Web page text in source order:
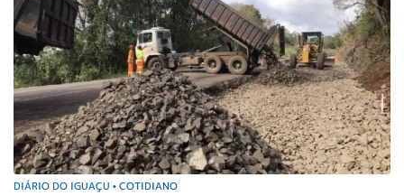
DIÁRIO DO IGUAÇU • COTIDIANO